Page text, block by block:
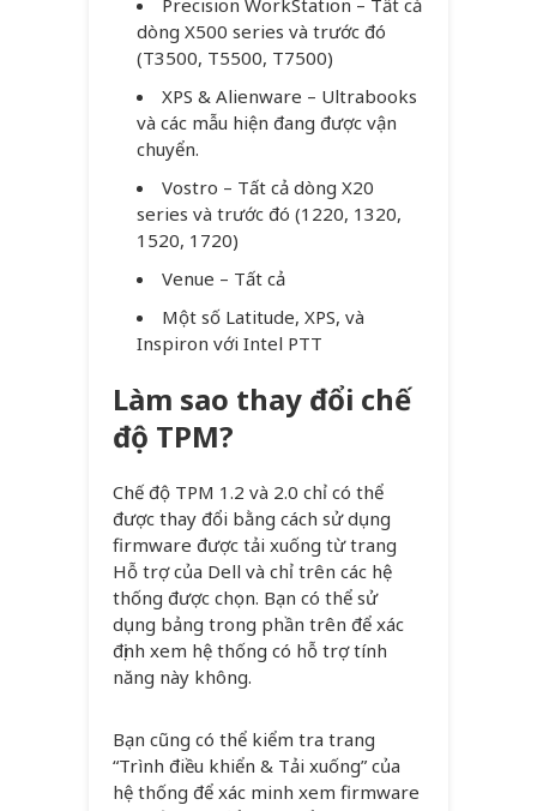
Precision WorkStation – Tất cả
dòng X500 series và trước đó
(T3500, T5500, T7500)
XPS & Alienware – Ultrabooks
và các mẫu hiện đang được vận
chuyển.
Vostro – Tất cả dòng X20
series và trước đó (1220, 1320,
1520, 1720)
Venue – Tất cả
Một số Latitude, XPS, và
Inspiron với Intel PTT
Làm sao thay đổi chế
độ TPM?
Chế độ TPM 1.2 và 2.0 chỉ có thể
được thay đổi bằng cách sử dụng
firmware được tải xuống từ trang
Hỗ trợ của Dell và chỉ trên các hệ
thống được chọn. Bạn có thể sử
dụng bảng trong phần trên để xác
định xem hệ thống có hỗ trợ tính
năng này không.
Bạn cũng có thể kiểm tra trang
“Trình điều khiển & Tải xuống” của
hệ thống để xác minh xem firmware